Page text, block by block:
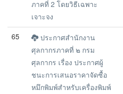
ภาคที่ 2 โดยวิธีเฉพาะ
เจาะจง
65
ประกาศสำนักงาน
ศุลกากรภาคที่ ๒ กรม
ศุลกากร เรื่อง ประกาศผู้
ชนะการเสนอราคาจัดซื้อ
หมึกพิมพ์สำหรับเครื่องพิมพ์